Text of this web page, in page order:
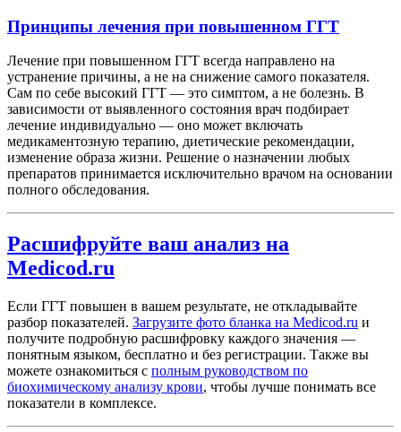
Принципы лечения при повышенном ГГТ
Лечение при повышенном ГГТ всегда направлено на
устранение причины, а не на снижение самого показателя.
Сам по себе высокий ГГТ — это симптом, а не болезнь. В
зависимости от выявленного состояния врач подбирает
лечение индивидуально — оно может включать
медикаментозную терапию, диетические рекомендации,
изменение образа жизни. Решение о назначении любых
препаратов принимается исключительно врачом на основании
полного обследования.
Расшифруйте ваш анализ на
Medicod.ru
Если ГГТ повышен в вашем результате, не откладывайте
разбор показателей. Загрузите фото бланка на Medicod.ru и
получите подробную расшифровку каждого значения —
понятным языком, бесплатно и без регистрации. Также вы
можете ознакомиться с полным руководством по
биохимическому анализу крови, чтобы лучше понимать все
показатели в комплексе.